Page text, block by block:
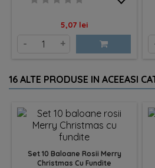
Pret
5,07 lei
- +
16 ALTE PRODUSE IN ACEEASI
Set 10 Baloane Rosii Merry
Christmas Cu Fundite